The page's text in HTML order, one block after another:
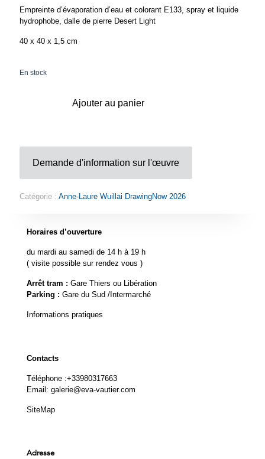
Empreinte d’évaporation d’eau et colorant E133, spray et liquide
hydrophobe, dalle de pierre Desert Light
40 x 40 x 1,5 cm
En stock
Ajouter au panier
Demande d'information sur l'œuvre
Catégorie : Anne-Laure Wuillai DrawingNow 2026
Horaires d’ouverture
du mardi au samedi de 14 h à 19 h
( visite possible sur rendez vous )
Arrêt tram : Gare Thiers ou Libération
Parking : Gare du Sud /Intermarché
Informations pratiques
Contacts
Téléphone :+33980317663
Email: galerie@eva-vautier.com
SiteMap
Adresse